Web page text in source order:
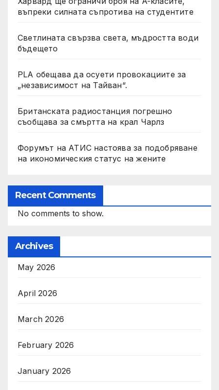
въпреки силната съпротива на студентите
Светлината свързва света, мъдростта води
бъдещето
PLA обещава да осуети провокациите за
„независимост на Тайван“.
Британската радиостанция погрешно
съобщава за смъртта на крал Чарлз
Форумът на АТИС настоява за подобряване
на икономическия статус на жените
Recent Comments
No comments to show.
Archives
May 2026
April 2026
March 2026
February 2026
January 2026